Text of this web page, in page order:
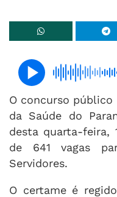
O concurso público
da Saúde do
desta quarta-feira,
de 641 vagas
Servidores.
O certame é